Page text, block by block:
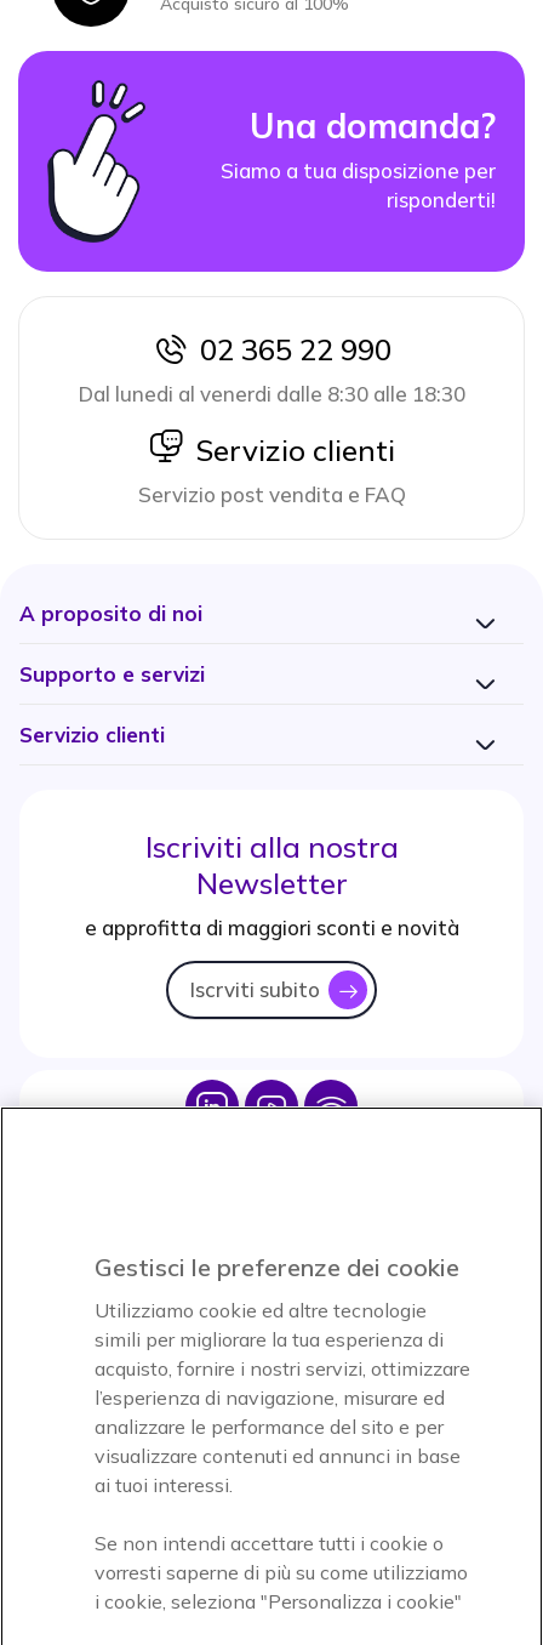
Una domanda?
Siamo a tua disposizione per
risponderti!
icon
02 365 22 990
Dal lunedi al venerdi dalle 8:30 alle 18:30
icon
Servizio clienti
Servizio post vendita e FAQ
A proposito di noi
Supporto e servizi
Servizio clienti
Iscriviti alla nostra
Newsletter
e approfitta di maggiori sconti e novità
Iscrviti subito icon
Icon IconIcon
Accettiamo
Onedirect, azienda del gruppo INCEPT
Gestisci le preferenze dei cookie
Utilizziamo cookie ed altre tecnologie
simili per migliorare la tua esperienza di
acquisto, fornire i nostri servizi, ottimizzare
l’esperienza di navigazione, misurare ed
analizzare le performance del sito e per
visualizzare contenuti ed annunci in base
ai tuoi interessi.
Se non intendi accettare tutti i cookie o
vorresti saperne di più su come utilizziamo
i cookie, seleziona "Personalizza i cookie"